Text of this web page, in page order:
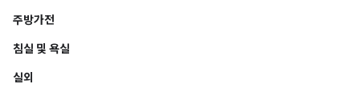
주방가전
침실 및 욕실
실외